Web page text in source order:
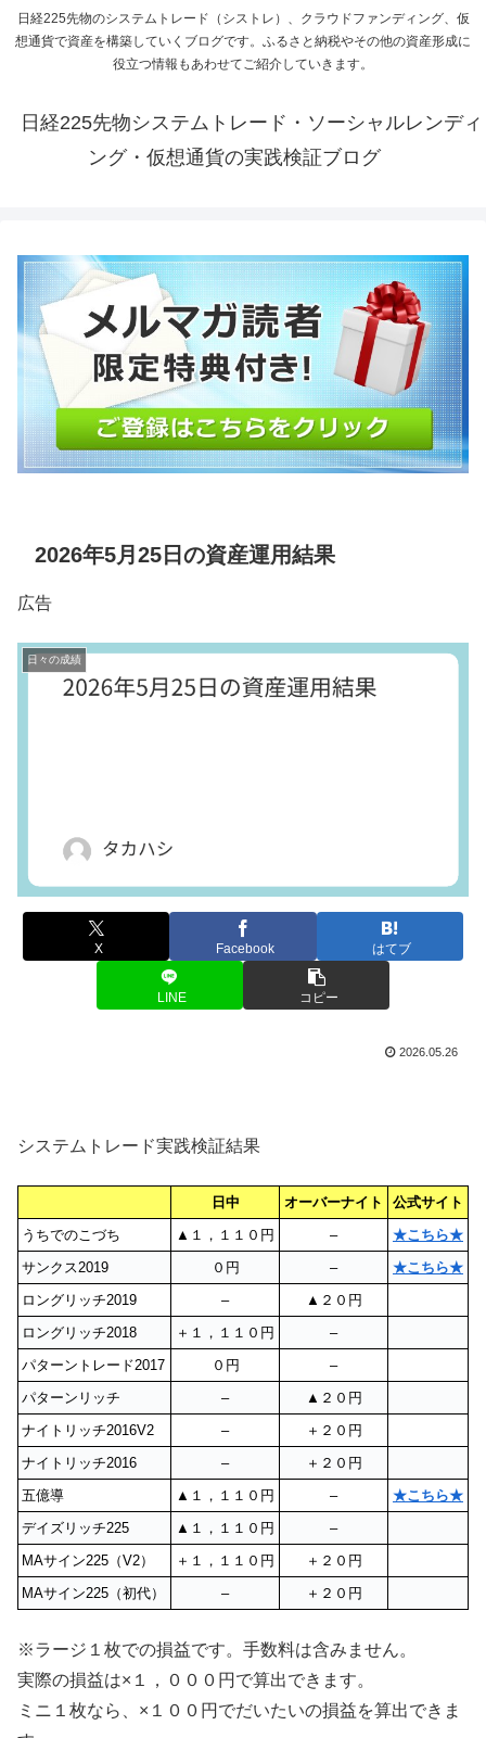
日経225先物のシステムトレード（シストレ）、クラウドファンディング、仮
想通貨で資産を構築していくブログです。ふるさと納税やその他の資産形成に
役立つ情報もあわせてご紹介していきます。
日経225先物システムトレード・ソーシャルレンディ
ング・仮想通貨の実践検証ブログ
2026年5月25日の資産運用結果
広告
日々の成績
X Facebook はてブ
LINE コピー
2026.05.26
システムトレード実践検証結果
日中 オーバーナイト
公式サイト
うちでのこづち
▲１，１１０円 –
★こちら★
サンクス2019
０円 –
★こちら★
ロングリッチ2019
–
▲２０円
ロングリッチ2018
＋１，１１０円
–
パターントレード2017
０円
–
パターンリッチ
–
▲２０円
ナイトリッチ2016V2
–
＋２０円
ナイトリッチ2016
–
＋２０円
五億導
▲１，１１０円 –
★こちら★
デイズリッチ225
▲１，１１０円
–
MAサイン225（V2）
＋１，１１０円
＋２０円
MAサイン225（初代）
– ＋２０円
※ラージ１枚での損益です。手数料は含みません。
実際の損益は×１，０００円で算出できます。
ミニ１枚なら、×１００円でだいたいの損益を算出できま